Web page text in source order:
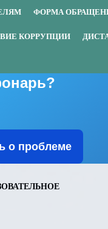
о проблеме
ФОРМА
КОРРУПЦИИ